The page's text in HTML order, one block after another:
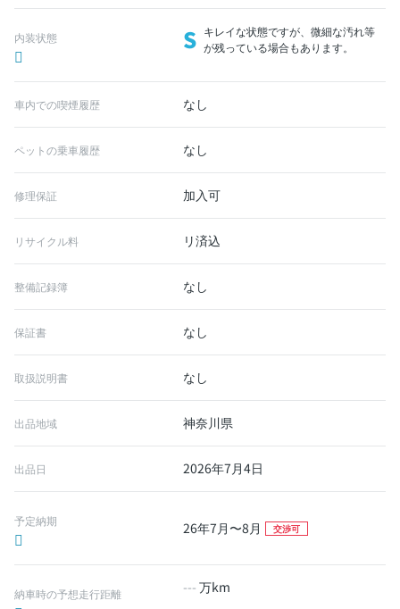
内装状態 S キレイな状態ですが、微細な汚れ等
が残っている場合もあります。
車内での喫煙履歴 なし
ペットの乗車履歴 なし
修理保証 加入可
リサイクル料 リ済込
整備記録簿 なし
保証書 なし
取扱説明書 なし
出品地域 神奈川県
出品日 2026年7月4日
予定納期 26年7月〜8月 交渉可
納車時の予想走行距離 --- 万km